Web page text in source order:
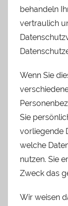
behandeln
vertraulich
Wenn Sie
Sie
vorliegende
welche
nutzen. Sie
Zweck das
Wir weisen